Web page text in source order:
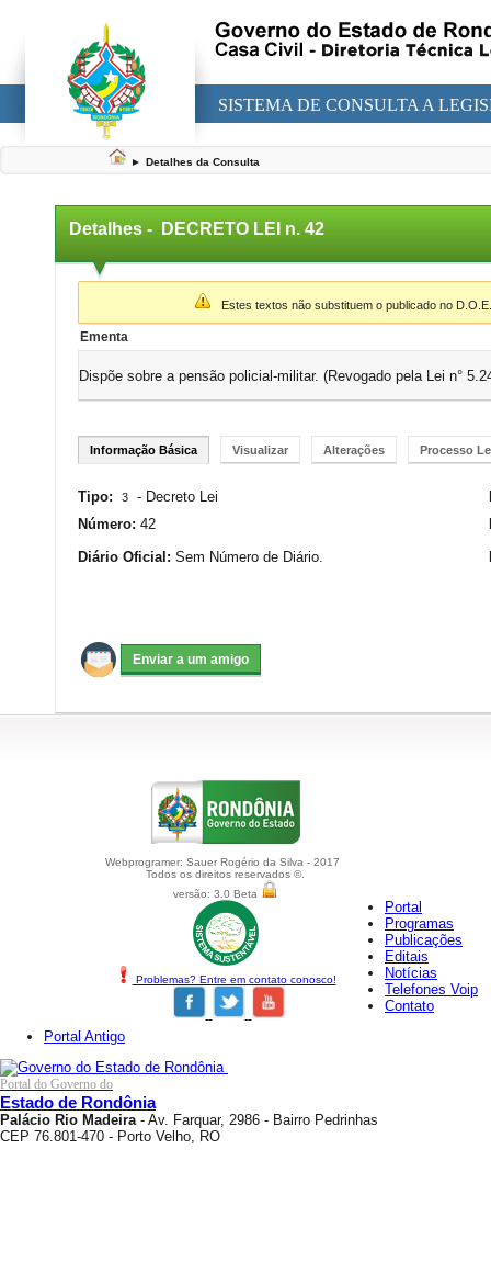
SISTEMA DE CONSULTA A
► Detalhes da Consulta
Detalhes - DECRETO LEI n. 42
▼
Estes textos não substituem o publicado no
Ementa
Dispõe sobre a pensão policial-militar. (Revogado pela Lei n°
Informação Básica Visualizar Alterações Processo
Tipo: 3 - Decreto Lei
Número: 42
Diário Oficial: Sem Número de Diário.
Webprogramer: Sauer Rogério da Silva - 2017
Todos os direitos reservados ©.
versão: 3.0 Beta
Problemas? Entre em contato conosco!
Portal
Programas
Publicações
Editais
Notícias
Telefones Voip
Contato
Portal Antigo
Portal do Governo do
Estado de Rondônia
Palácio Rio Madeira- Av. Farquar, 2986 - Bairro Pedrinhas
CEP 76.801-470 - Porto Velho, RO